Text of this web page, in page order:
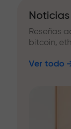
Reseñas
bitcoin,
Ver todo